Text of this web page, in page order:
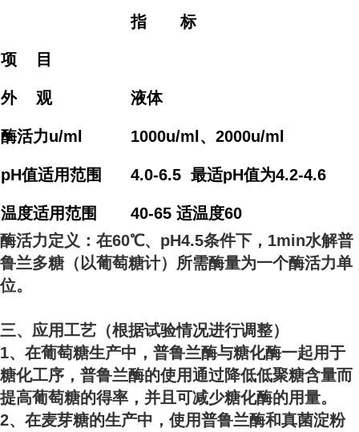
项 目
指 标
外 观 液体
酶活力u/ml 1000u/ml、2000u/ml
pH值适用范围 4.0-6.5 最适pH值为4.2-4.6
温度适用范围
40-65 适温度60
酶活力定义：在60℃、pH4.5条件下，1min水解普
鲁兰多糖（以葡萄糖计）所需酶量为一个酶活力单
位。
三、应用工艺（根据试验情况进行调整）
1、在葡萄糖生产中，普鲁兰酶与糖化酶一起用于
糖化工序，普鲁兰酶的使用通过降低低聚糖含量而
提高葡萄糖的得率，并且可减少糖化酶的用量。
2、在麦芽糖的生产中，使用普鲁兰酶和真菌淀粉